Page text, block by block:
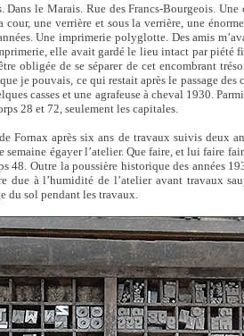
Dans le Marais. Rue des Francs-Bourgeois.
une verrière et sous la verrière, une
Une imprimerie polyglotte. Des amis
elle avait gardé le lieu intact par piété
obligée de se séparer de cet encombrant
je pouvais, ce qui restait après le passage des
casses et une agrafeuse à cheval 1930.
28 et 72, seulement les capitales.
Fornax après six ans de travaux suivis deux
semaine égayer l’atelier. Que faire, et lui faire
48. Outre la poussière historique des années
à l’humidité de l’atelier avant travaux
du sol pendant les travaux.